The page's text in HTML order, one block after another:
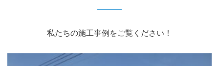
私たちの施工事例をご覧ください！